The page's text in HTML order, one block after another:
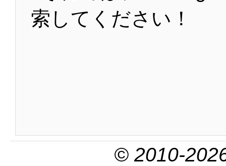
索してください！
© 2010-